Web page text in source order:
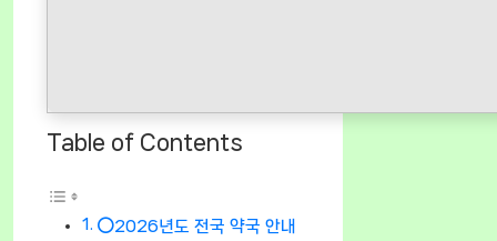
Table of Contents
⭕2026년도 전국 약국 안내